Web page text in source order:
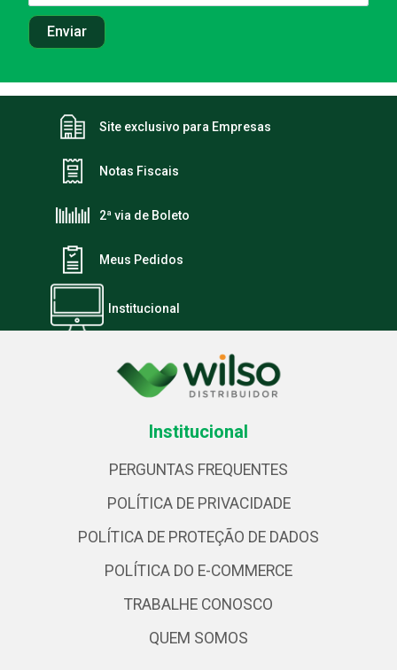
Site exclusivo para Empresas
Notas Fiscais
2ª via de Boleto
Meus Pedidos
Institucional
Institucional
PERGUNTAS FREQUENTES
POLÍTICA DE PRIVACIDADE
POLÍTICA DE PROTEÇÃO DE DADOS
POLÍTICA DO E-COMMERCE
TRABALHE CONOSCO
QUEM SOMOS